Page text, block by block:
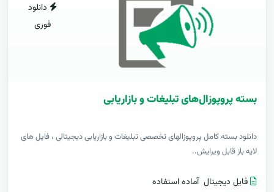
دانلود
فوری
بسته پروپوزال‌های تبلیغات و بازاریابی
دانلود بسته کامل پروپوزالهای تخصصی تبلیغات و بازاریابی دیجیتالی ، فایل های
لایه باز قابل ویرایش..
فایل دیجیتال آماده استفاده